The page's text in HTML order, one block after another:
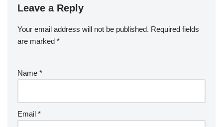
Leave a Reply
Your email address will not be published. Required fields
are marked *
Name *
Email *